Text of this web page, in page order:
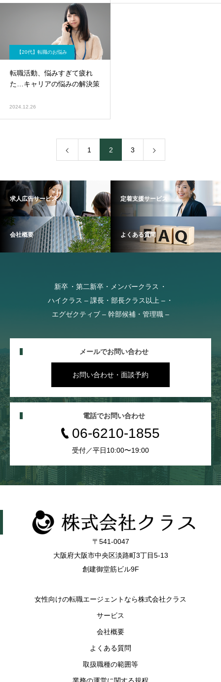
【20代】転職のお悩み
転職活動、悩みすぎて疲れ
た…キャリアの悩みの解決策
2024.12.26
1 2 3
求人広告サービス 定着支援サービス
会社概要 よくある質問
新卒
第二新卒・メンバークラス
ハイクラス – 課長・部長クラス以上 –
エグゼクティブ – 幹部候補・管理職 –
メールでお問い合わせ
お問い合わせ・面談予約
電話でお問い合わせ
06-6210-1855
受付／平日10:00〜19:00
〒541-0047
大阪府大阪市中央区淡路町3丁目5-13
創建御堂筋ビル9F
女性向けの転職エージェントなら株式会社クラス
サービス
会社概要
よくある質問
取扱職種の範囲等